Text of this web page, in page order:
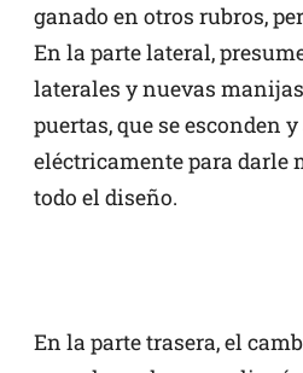
ganado en otros rubros,
En la parte lateral,
laterales y nuevas
puertas, que se esconden
eléctricamente para darle
todo el diseño.
En la parte trasera, el